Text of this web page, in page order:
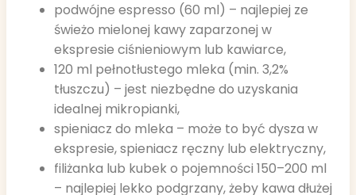
podwójne espresso (60 ml) – najlepiej ze
świeżo mielonej kawy zaparzonej w
ekspresie ciśnieniowym lub kawiarce,
120 ml pełnotłustego mleka (min. 3,2%
tłuszczu) – jest niezbędne do uzyskania
idealnej mikropianki,
spieniacz do mleka – może to być dysza w
ekspresie, spieniacz ręczny lub elektryczny,
filiżanka lub kubek o pojemności 150–200 ml
– najlepiej lekko podgrzany, żeby kawa dłużej